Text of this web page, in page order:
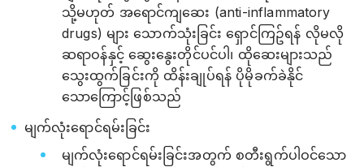
သို့မဟုတ် အရောင်ကျဆေး (anti-inflammatory
drugs) များ သောက်သုံးခြင်း ရှောင်ကြဥ်ရန် လိုမလို
ဆရာဝန်နှင့် ဆွေးနွေးတိုင်ပင်ပါ၊ ထိုဆေးများသည်
သွေးထွက်ခြင်းကို ထိန်းချုပ်ရန် ပိုမိုခက်ခဲနိုင်
သောကြောင့်ဖြစ်သည်
မျက်လုံးရောင်ရမ်းခြင်း
မျက်လုံးရောင်ရမ်းခြင်းအတွက် စတီးရွက်ပါဝင်သော